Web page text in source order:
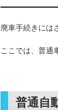
廃車手続きには
ここでは、普通
普通自